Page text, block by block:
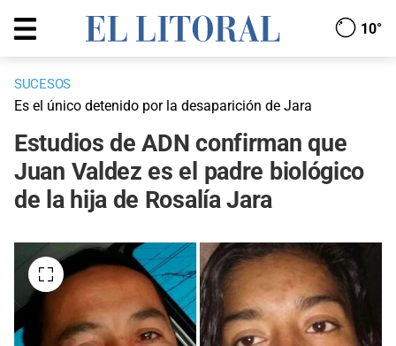
10°
SUCESOS
Es el único detenido por la desaparición de Jara
Estudios de ADN confirman que
Juan Valdez es el padre biológico
de la hija de Rosalía Jara